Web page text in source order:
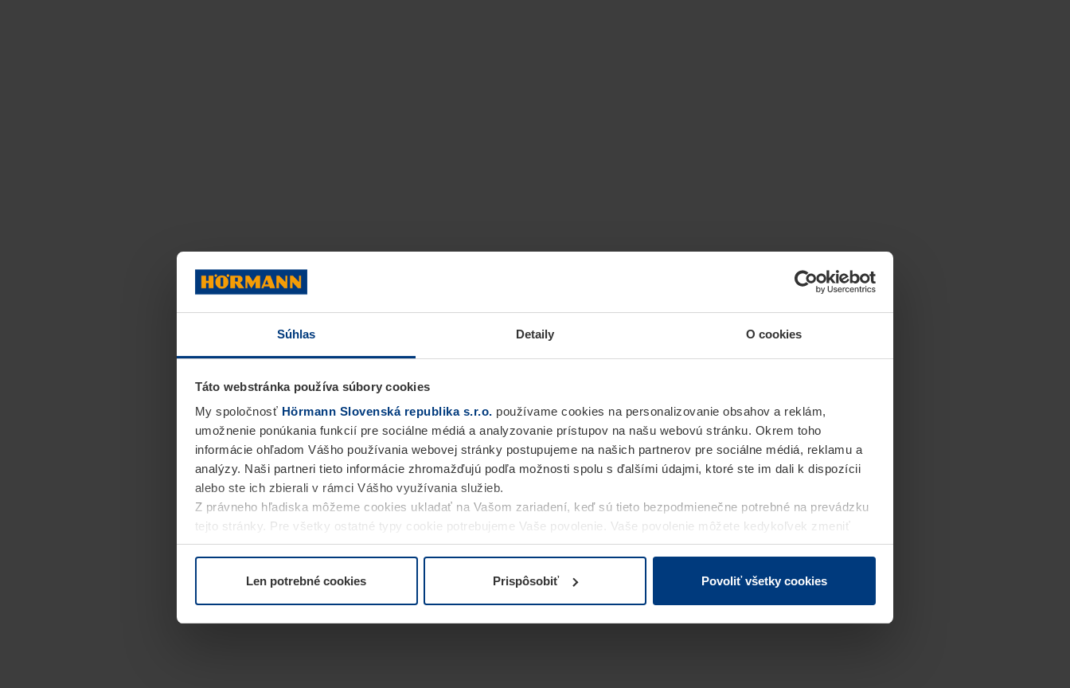
Súhlas Detaily O cookies
Táto webstránka používa súbory cookies
My spoločnosť Hörmann Slovenská republika s.r.o. používame cookies na personalizovanie obsahov a reklám,
umožnenie ponúkania funkcií pre sociálne médiá a analyzovanie prístupov na našu webovú stránku. Okrem toho
informácie ohľadom Vášho používania webovej stránky postupujeme na našich partnerov pre sociálne médiá, reklamu a
analýzy. Naši partneri tieto informácie zhromažďujú podľa možnosti spolu s ďalšími údajmi, ktoré ste im dali k dispozícii
alebo ste ich zbierali v rámci Vášho využívania služieb.
Z právneho hľadiska môžeme cookies ukladať na Vašom zariadení, keď sú tieto bezpodmienečne potrebné na prevádzku
tejto stránky. Pre všetky ostatné typy cookie potrebujeme Vaše povolenie. Vaše povolenie môžete kedykoľvek zmeniť
alebo odvolať vo vysvetlení cookie na stránkeVyhlásenie o ochrane osobných údajovnašej webovej stránky.
Len potrebné cookies Prispôsobiť Povoliť všetky cookies